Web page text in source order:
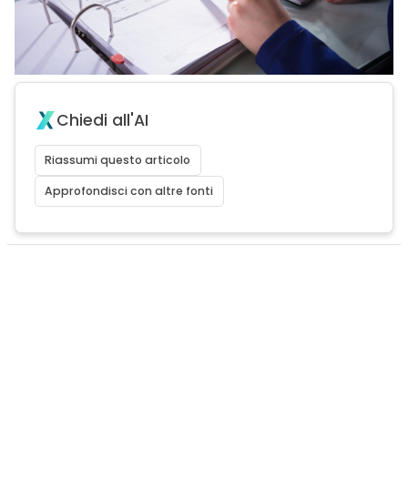
Chiedi all'AI
Riassumi questo articolo
Approfondisci con altre fonti